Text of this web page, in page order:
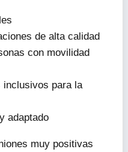
de alta calidad
con movilidad
inclusivos para la
adaptado
muy positivas